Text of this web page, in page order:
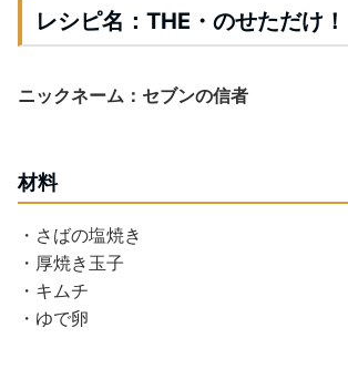
レシピ名：THE・のせただけ！
ニックネーム：セブンの信者
材料
・さばの塩焼き
・厚焼き玉子
・キムチ
・ゆで卵